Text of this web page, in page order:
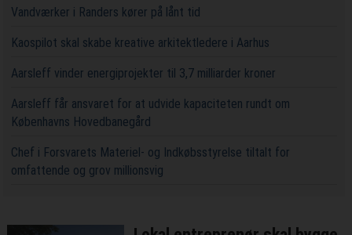
Vandværker i Randers kører på lånt tid
Kaospilot skal skabe kreative arkitektledere i Aarhus
Aarsleff vinder energiprojekter til 3,7 milliarder kroner
Aarsleff får ansvaret for at udvide kapaciteten rundt om
Københavns Hovedbanegård
Chef i Forsvarets Materiel- og Indkøbsstyrelse tiltalt for
omfattende og grov millionsvig